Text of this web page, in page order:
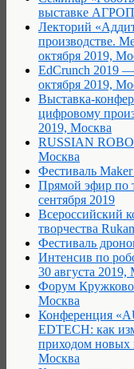
выставке
Лекторий
производстве.
октября 2019,
EdCrunch 2019
октября 2019,
Выставка-
цифровому
2019, Москва
RUSSIAN
Москва
Фестиваль
Прямой эфир по
сентября 2019
Всероссийский
творчества
Фестиваль
Интенсив по
30 августа 2019,
Форум
Москва
Конференция
EDTECH: как
приходом новых
Москва